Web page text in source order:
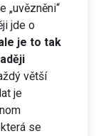
„uvězněni“
jde o
je to tak
větší
je
se